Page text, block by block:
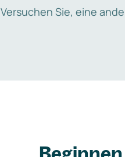
Versuchen Sie, eine